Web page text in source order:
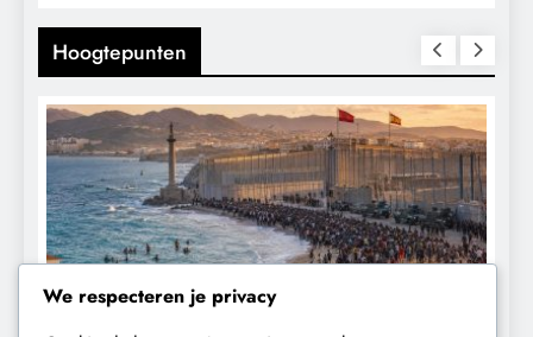
Hoogtepunten
We respecteren je privacy